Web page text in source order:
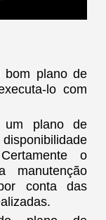
plano de
lo com
um plano de
o
manutenção
conta das